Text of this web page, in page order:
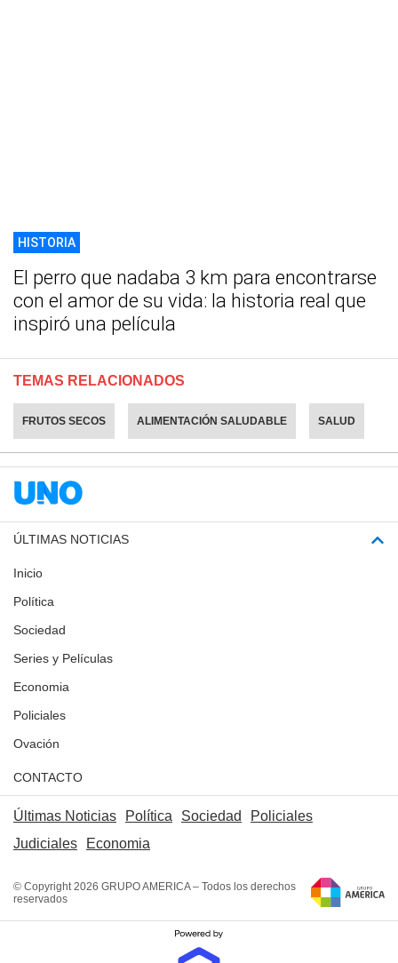
HISTORIA
El perro que nadaba 3 km para encontrarse
con el amor de su vida: la historia real que
inspiró una película
TEMAS RELACIONADOS
FRUTOS SECOS ALIMENTACIÓN SALUDABLE SALUD
ÚLTIMAS NOTICIAS
Inicio
Política
Sociedad
Series y Películas
Economia
Policiales
Ovación
CONTACTO
Últimas Noticias Política Sociedad
Policiales
Judiciales
Economia
© Copyright 2026 GRUPO AMERICA – Todos los derechos
reservados